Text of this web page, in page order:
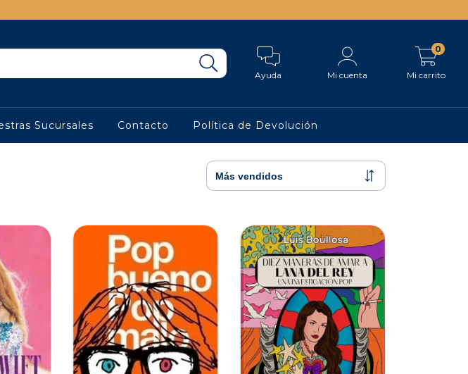
Ayuda Mi cuenta Mi carrito
0
Sucursales Contacto Política de Devolución